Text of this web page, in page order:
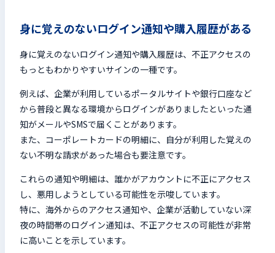
身に覚えのないログイン通知や購入履歴がある
身に覚えのないログイン通知や購入履歴は、不正アクセスの
もっともわかりやすいサインの一種です。
例えば、企業が利用しているポータルサイトや銀行口座など
から普段と異なる環境からログインがありましたといった通
知がメールやSMSで届くことがあります。
また、コーポレートカードの明細に、自分が利用した覚えの
ない不明な請求があった場合も要注意です。
これらの通知や明細は、誰かがアカウントに不正にアクセス
し、悪用しようとしている可能性を示唆しています。
特に、海外からのアクセス通知や、企業が活動していない深
夜の時間帯のログイン通知は、不正アクセスの可能性が非常
に高いことを示しています。